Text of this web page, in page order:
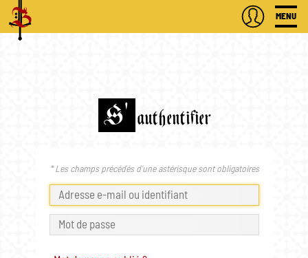
MENU
S' authentifier
* Les champs précédés d'une astérisque sont obligatoires